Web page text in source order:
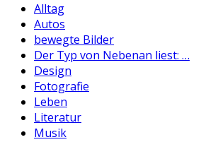
Alltag
Autos
bewegte Bilder
Der Typ von Nebenan liest: …
Design
Fotografie
Leben
Literatur
Musik